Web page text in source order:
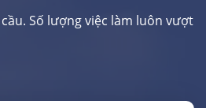
Số lượng việc làm luôn vượt